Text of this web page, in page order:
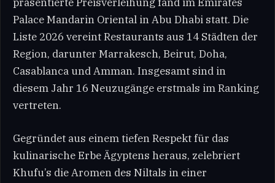
Palace Mandarin Oriental in Abu Dhabi statt. Die
Liste 2026 vereint Restaurants aus 14 Städten der
Region, darunter Marrakesch, Beirut, Doha,
Casablanca und Amman. Insgesamt sind in
diesem Jahr 16 Neuzugänge erstmals im Ranking
vertreten.
Gegründet aus einem tiefen Respekt für das
kulinarische Erbe Ägyptens heraus, zelebriert
Khufu’s die Aromen des Niltals in einer